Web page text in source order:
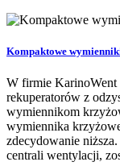
Kompaktowe
W firmie KarinoWent
rekuperatorów z
wymiennikom
wymiennika
zdecydowanie
centrali wentylacji,